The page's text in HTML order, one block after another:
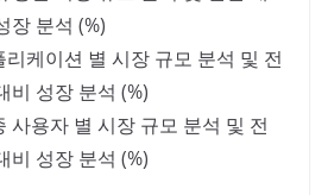
장 분석 (%)
리케이션 별 시장 규모 분석 및 전
비 성장 분석 (%)
사용자 별 시장 규모 분석 및 전
비 성장 분석 (%)